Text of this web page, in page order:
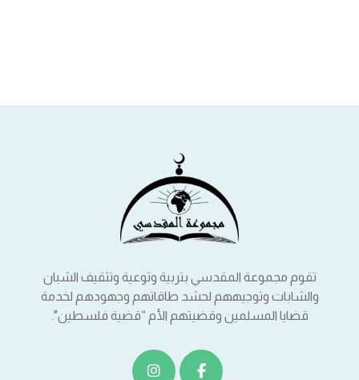
تقوم مجموعة المقدسي بتربية وتوعية وتثقيف الشبان
والشابات وتوجيههم لحشد طاقاتهم وجهودهم لخدمة
قضايا المسلمين وقضيتهم الأم “قضية فلسطين".